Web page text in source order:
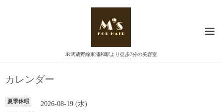
JR武蔵野線東浦和駅より徒歩7分の美容室
カレンダー
夏季休暇 2026-08-19 (水)